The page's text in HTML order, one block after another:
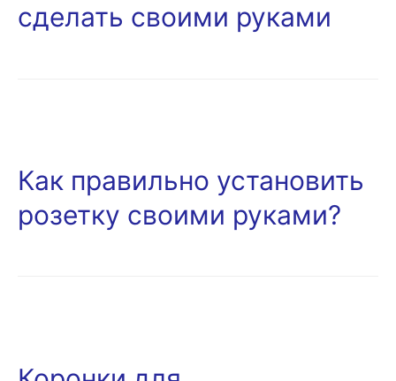
сделать своими руками
Как правильно установить
розетку своими руками?